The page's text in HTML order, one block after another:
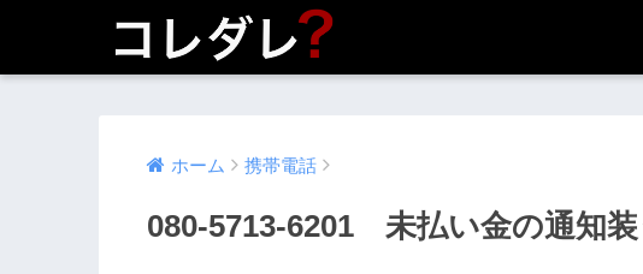
ホーム 携帯電話
080-5713-6201 未払い金の通知